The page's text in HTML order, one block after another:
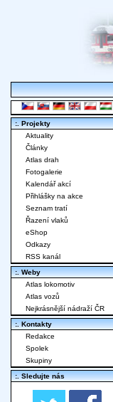
:. Projekty
Aktuality
Články
Atlas drah
Fotogalerie
Kalendář akcí
Přihlášky na akce
Seznam tratí
Řazení vlaků
eShop
Odkazy
RSS kanál
:. Weby
Atlas lokomotiv
Atlas vozů
Nejkrásnější nádraží ČR
:. Kontakty
Redakce
Spolek
Skupiny
:. Sledujte nás